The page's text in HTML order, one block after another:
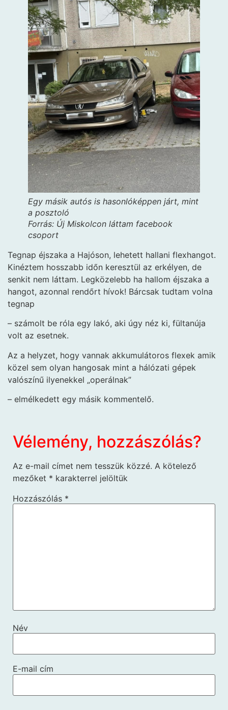
Egy másik autós is hasonlóképpen járt, mint
a posztoló
Forrás: Új Miskolcon láttam facebook
csoport
Tegnap éjszaka a Hajóson, lehetett hallani flexhangot.
Kinéztem hosszabb időn keresztül az erkélyen, de
senkit nem láttam. Legközelebb ha hallom éjszaka a
hangot, azonnal rendőrt hívok! Bárcsak tudtam volna
tegnap
– számolt be róla egy lakó, aki úgy néz ki, fültanúja
volt az esetnek.
Az a helyzet, hogy vannak akkumulátoros flexek amik
közel sem olyan hangosak mint a hálózati gépek
valószínű ilyenekkel „operálnak”
– elmélkedett egy másik kommentelő.
Vélemény, hozzászólás?
Az e-mail címet nem tesszük közzé. A kötelező
mezőket * karakterrel jelöltük
Hozzászólás *
Név
E-mail cím